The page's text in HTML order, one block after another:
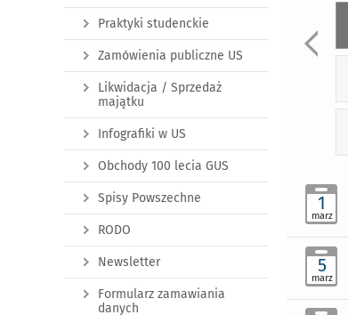
1
marz
5
marz
Praktyki studenckie
Zamówienia publiczne US
Likwidacja / Sprzedaż
majątku
Infografiki w US
Obchody 100 lecia GUS
Spisy Powszechne
RODO
Newsletter
Formularz zamawiania
danych